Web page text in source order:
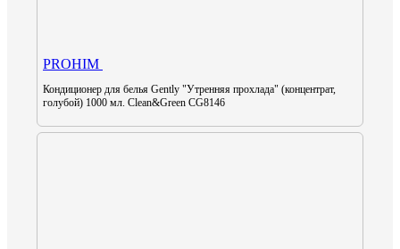
PROHIM
Кондиционер для белья Gently "Утренняя прохлада" (концентрат,
голубой) 1000 мл. Clean&Green CG8146